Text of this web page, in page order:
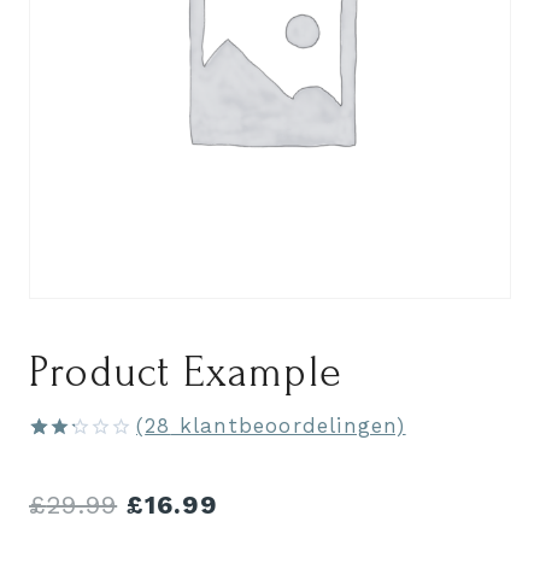
Product Example
op 5
gebaseerd
(28 klantbeoordelingen)
£29.99 Oorspronkelijke
£16.99